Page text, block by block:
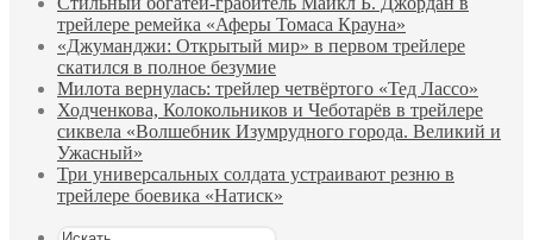
трейлере ремейка «Аферы Томаса Крауна»
«Джуманджи: Открытый мир» в первом трейлере
скатился в полное безумие
Милота вернулась: трейлер четвёртого «Тед Лассо»
Ходченкова, Колокольников и Чеботарёв в трейлере
сиквела «Волшебник Изумрудного города. Великий и
Ужасный»
Три универсальных солдата устраивают резню в
трейлере боевика «Натиск»